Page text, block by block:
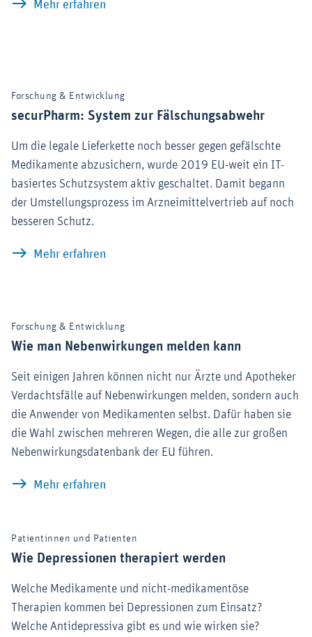
Mehr erfahren
Forschung & Entwicklung
securPharm: System zur Fälschungsabwehr
Um die legale Lieferkette noch besser gegen gefälschte
Medikamente abzusichern, wurde 2019 EU-weit ein IT-
basiertes Schutzsystem aktiv geschaltet. Damit begann
der Umstellungsprozess im Arzneimittelvertrieb auf noch
besseren Schutz.
Mehr erfahren
Forschung & Entwicklung
Wie man Nebenwirkungen melden kann
Seit einigen Jahren können nicht nur Ärzte und Apotheker
Verdachtsfälle auf Nebenwirkungen melden, sondern auch
die Anwender von Medikamenten selbst. Dafür haben sie
die Wahl zwischen mehreren Wegen, die alle zur großen
Nebenwirkungsdatenbank der EU führen.
Mehr erfahren
Patientinnen und Patienten
Wie Depressionen therapiert werden
Welche Medikamente und nicht-medikamentöse
Therapien kommen bei Depressionen zum Einsatz?
Welche Antidepressiva gibt es und wie wirken sie?